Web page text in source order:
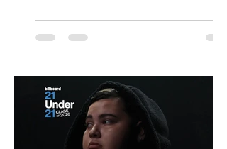
escenario en que los idiomas mantienen
un papel relevante para acceder a
desenvolverse en contextos
internacionales, los resultados más
recientes muestran que Chile todavía
enfrenta importantes desafíos en su
aprendizaje. Según el estudio global EF